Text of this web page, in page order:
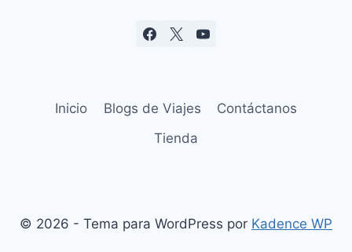
Inicio Blogs de Viajes
Contáctanos
Tienda
© 2026 - Tema para WordPress por Kadence WP